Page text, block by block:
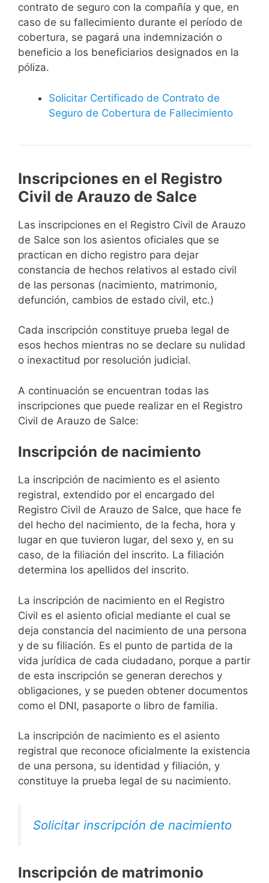
contrato de seguro con la compañía y que, en
caso de su fallecimiento durante el período de
cobertura, se pagará una indemnización o
beneficio a los beneficiarios designados en la
póliza.
Solicitar Certificado de Contrato de
Seguro de Cobertura de Fallecimiento
Inscripciones en el Registro
Civil de Arauzo de Salce
Las inscripciones en el Registro Civil de Arauzo
de Salce son los asientos oficiales que se
practican en dicho registro para dejar
constancia de hechos relativos al estado civil
de las personas (nacimiento, matrimonio,
defunción, cambios de estado civil, etc.)
Cada inscripción constituye prueba legal de
esos hechos mientras no se declare su nulidad
o inexactitud por resolución judicial.
A continuación se encuentran todas las
inscripciones que puede realizar en el Registro
Civil de Arauzo de Salce:
Inscripción de nacimiento
La inscripción de nacimiento es el asiento
registral, extendido por el encargado del
Registro Civil de Arauzo de Salce, que hace fe
del hecho del nacimiento, de la fecha, hora y
lugar en que tuvieron lugar, del sexo y, en su
caso, de la filiación del inscrito. La filiación
determina los apellidos del inscrito.
La inscripción de nacimiento en el Registro
Civil es el asiento oficial mediante el cual se
deja constancia del nacimiento de una persona
y de su filiación. Es el punto de partida de la
vida jurídica de cada ciudadano, porque a partir
de esta inscripción se generan derechos y
obligaciones, y se pueden obtener documentos
como el DNI, pasaporte o libro de familia.
La inscripción de nacimiento es el asiento
registral que reconoce oficialmente la existencia
de una persona, su identidad y filiación, y
constituye la prueba legal de su nacimiento.
Solicitar inscripción de nacimiento
Inscripción de matrimonio